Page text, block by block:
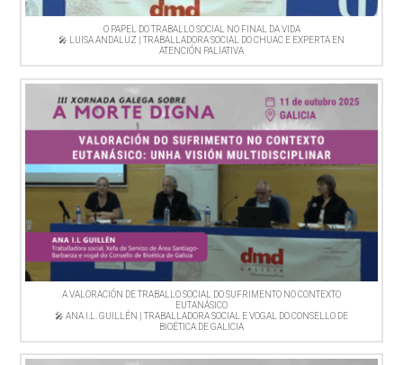
O PAPEL DO TRABALLO SOCIAL NO FINAL DA VIDA
🎤 LUISA ANDALUZ | TRABALLADORA SOCIAL DO CHUAC E EXPERTA EN
ATENCIÓN PALIATIVA
A VALORACIÓN DE TRABALLO SOCIAL DO SUFRIMENTO NO CONTEXTO
EUTANÁSICO
🎤 ANA I.L. GUILLÉN | TRABALLADORA SOCIAL E VOGAL DO CONSELLO DE
BIOÉTICA DE GALICIA